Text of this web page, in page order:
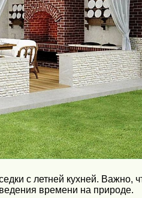
с летней кухней. Важно,
времени на природе.